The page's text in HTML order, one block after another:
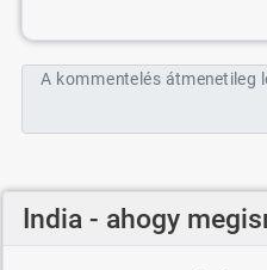
A kommentelés átmenetileg
India - ahogy